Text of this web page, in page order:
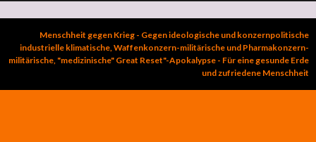
Menschheit gegen Krieg - Gegen ideologische und konzernpolitische
industrielle klimatische, Waffenkonzern-militärische und Pharmakonzern-
militärische, "medizinische" Great Reset"-Apokalypse - Für eine gesunde Erde
und zufriedene Menschheit